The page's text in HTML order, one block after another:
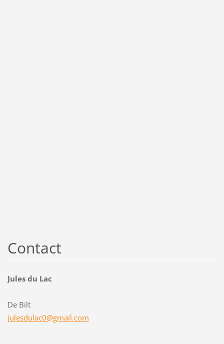
Contact
Jules du Lac
De Bilt
julesdulac0@gmail.com